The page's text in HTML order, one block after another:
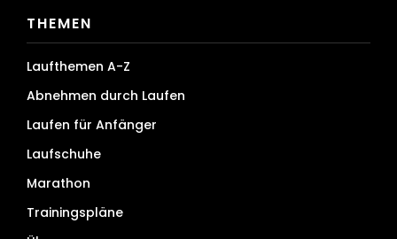
THEMEN
Laufthemen A-Z
Abnehmen durch Laufen
Laufen für Anfänger
Laufschuhe
Marathon
Trainingspläne